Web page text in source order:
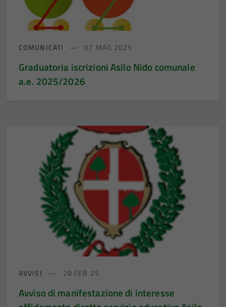
COMUNICATI 07 MAG 2025
Graduatoria iscrizioni Asilo Nido comunale
a.e. 2025/2026
AVVISI 28 FEB 25
Avviso di manifestazione di interesse